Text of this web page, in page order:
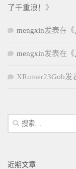
了千重浪！ 》
mengxin发表在《
mengxin发表在《
XRumer23Gob发
搜
索：
近期文章